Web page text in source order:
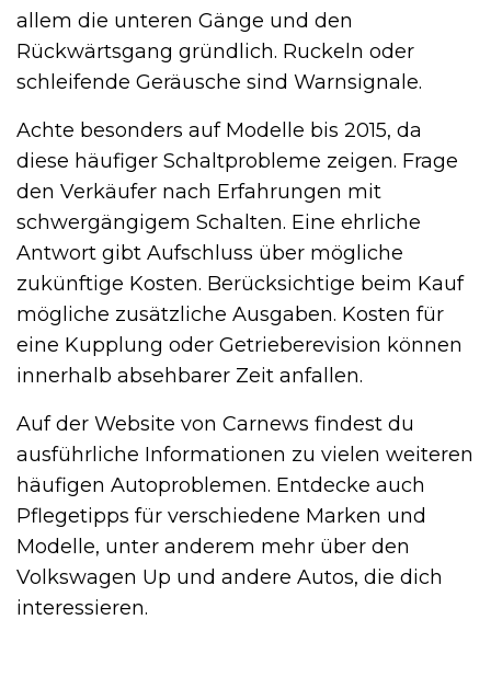
allem die unteren Gänge und den
Rückwärtsgang gründlich. Ruckeln oder
schleifende Geräusche sind Warnsignale.
Achte besonders auf Modelle bis 2015, da
diese häufiger Schaltprobleme zeigen. Frage
den Verkäufer nach Erfahrungen mit
schwergängigem Schalten. Eine ehrliche
Antwort gibt Aufschluss über mögliche
zukünftige Kosten. Berücksichtige beim Kauf
mögliche zusätzliche Ausgaben. Kosten für
eine Kupplung oder Getrieberevision können
innerhalb absehbarer Zeit anfallen.
Auf der Website von Carnews findest du
ausführliche Informationen zu vielen weiteren
häufigen Autoproblemen. Entdecke auch
Pflegetipps für verschiedene Marken und
Modelle, unter anderem mehr über den
Volkswagen Up und andere Autos, die dich
interessieren.